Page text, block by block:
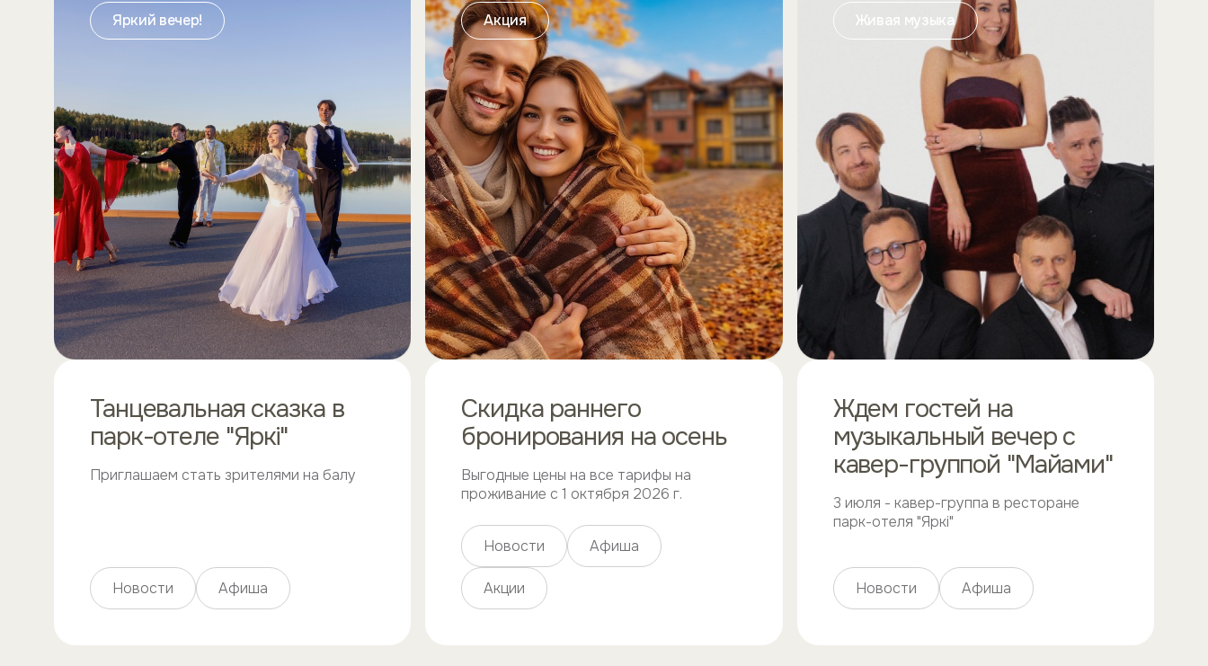
Яркий вечер!
Танцевальная сказка в
парк-отеле "Яркi"
Приглашаем стать зрителями на балу
Новости Афиша
Акция
Скидка раннего
бронирования на осень
Выгодные цены на все тарифы на
проживание с 1 октября 2026 г.
Новости Афиша
Акции
Живая музыка
Ждем гостей на
музыкальный вечер с
кавер-группой "Майами"
3 июля - кавер-группа в ресторане
парк-отеля "Яркi"
Новости Афиша